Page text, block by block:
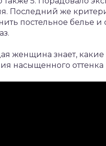
Последний же
постельное белье
женщина знает,
насыщенного